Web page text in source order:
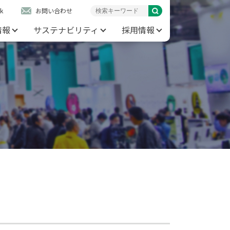
お問い合わせ
サステナビリティ 採用情報